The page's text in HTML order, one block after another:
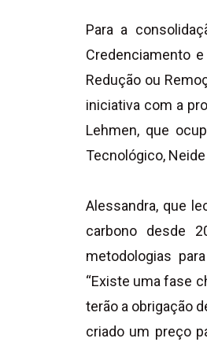
Para a
Credenciamento
Redução ou
iniciativa com a
Lehmen, que
Tecnológico,
Alessandra, que
carbono desde
metodologias
“Existe uma fase
terão a obrigação
criado um preço